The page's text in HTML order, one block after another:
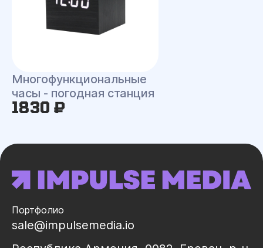
Многофункциональные
часы - погодная станция
1830 ₽
Портфолио
sale@impulsemedia.io